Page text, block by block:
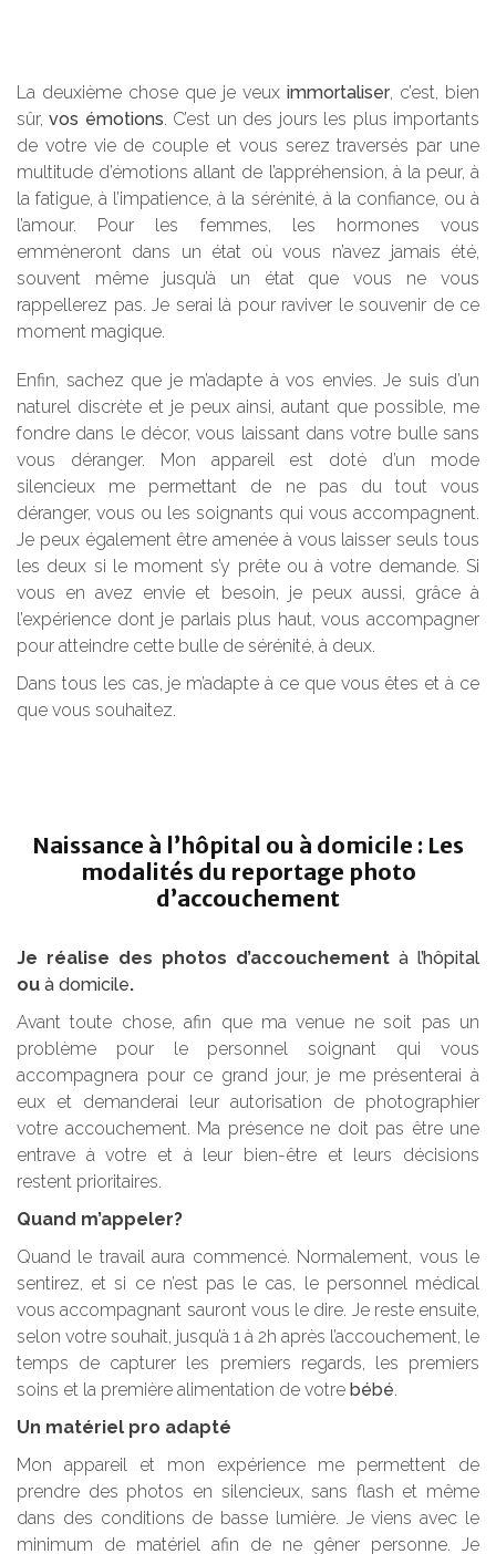
La deuxième chose que je veux immortaliser, c’est, bien
sûr,vos émotions. C’est un des jours les plus importants
de votre vie de couple et vous serez traversés par une
multitude d’émotions allant de l’appréhension, à la peur, à
la fatigue, à l’impatience, à la sérénité, à la confiance, ou à
l’amour. Pour les femmes, les hormones vous
emmèneront dans un état où vous n’avez jamais été,
souvent même jusqu’à un état que vous ne vous
rappellerez pas. Je serai là pour raviver le souvenir de ce
moment magique.
Enfin, sachez que je m’adapte à vos envies. Je suis d’un
naturel discrète et je peux ainsi, autant que possible, me
fondre dans le décor, vous laissant dans votre bulle sans
vous déranger. Mon appareil est doté d’un mode
silencieux me permettant de ne pas du tout vous
déranger, vous ou les soignants qui vous accompagnent.
Je peux également être amenée à vous laisser seuls tous
les deux si le moment s’y prête ou à votre demande. Si
vous en avez envie et besoin, je peux aussi, grâce à
l’expérience dont je parlais plus haut, vous accompagner
pour atteindre cette bulle de sérénité, à deux.
Dans tous les cas, je m’adapte à ce que vous êtes et à ce
que vous souhaitez.
Naissance à l’hôpital ou à domicile : Les
modalités du reportage photo
d’accouchement
Je réalise des photos d’accouchement à l’hôpital
ou à domicile.
Avant toute chose, afin que ma venue ne soit pas un
problème pour le personnel soignant qui vous
accompagnera pour ce grand jour, je me présenterai à
eux et demanderai leur autorisation de photographier
votre accouchement. Ma présence ne doit pas être une
entrave à votre et à leur bien-être et leurs décisions
restent prioritaires.
Quand m’appeler?
Quand le travail aura commencé. Normalement, vous le
sentirez, et si ce n’est pas le cas, le personnel médical
vous accompagnant sauront vous le dire. Je reste ensuite,
selon votre souhait, jusqu’à 1 à 2h après l’accouchement, le
temps de capturer les premiers regards, les premiers
soins et la première alimentation de votre bébé.
Un matériel pro adapté
Mon appareil et mon expérience me permettent de
prendre des photos en silencieux, sans flash et même
dans des conditions de basse lumière. Je viens avec le
minimum de matériel afin de ne gêner personne. Je